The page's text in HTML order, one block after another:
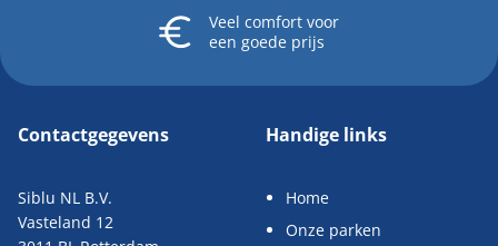
Veel comfort voor
een goede prijs
Contactgegevens
Siblu NL B.V.
Vasteland 12
Handige links
Home
Onze parken